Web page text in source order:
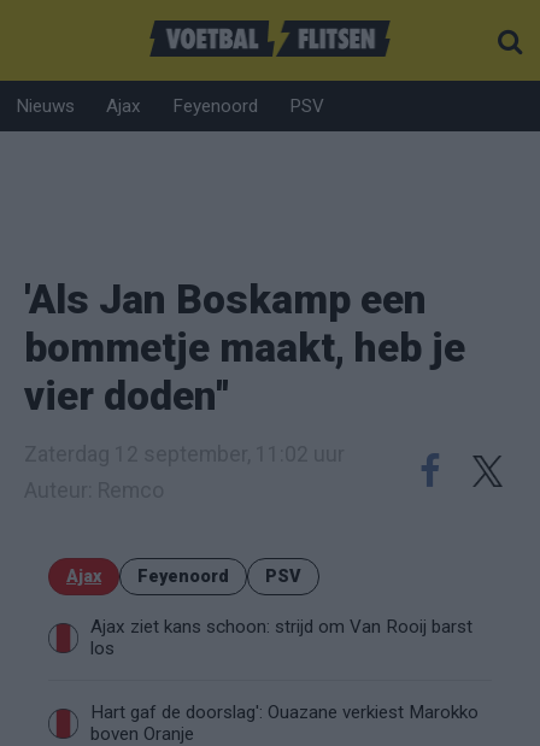
Nieuws Ajax Feyenoord PSV
'Als Jan Boskamp een
bommetje maakt, heb je
vier doden''
Ajax Feyenoord PSV
Ajax ziet kans schoon: strijd om Van Rooij barst
los
Hart gaf de doorslag': Ouazane verkiest Marokko
boven Oranje